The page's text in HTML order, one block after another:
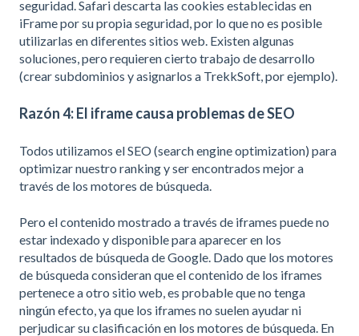
seguridad. Safari descarta las cookies establecidas en
iFrame por su propia seguridad, por lo que no es posible
utilizarlas en diferentes sitios web. Existen algunas
soluciones, pero requieren cierto trabajo de desarrollo
(crear subdominios y asignarlos a TrekkSoft, por ejemplo).
Razón 4: El iframe causa problemas de SEO
Todos utilizamos el SEO (search engine optimization) para
optimizar nuestro ranking y ser encontrados mejor a
través de los motores de búsqueda.
Pero el contenido mostrado a través de iframes puede no
estar indexado y disponible para aparecer en los
resultados de búsqueda de Google. Dado que los motores
de búsqueda consideran que el contenido de los iframes
pertenece a otro sitio web, es probable que no tenga
ningún efecto, ya que los iframes no suelen ayudar ni
perjudicar su clasificación en los motores de búsqueda. En